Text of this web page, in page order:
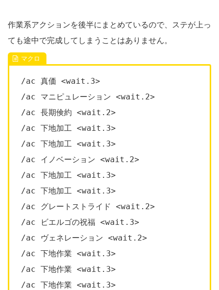
作業系アクションを後半にまとめているので、ステが上っ
ても途中で完成してしまうことはありません。
/ac 真価 <wait.3>
/ac マニピュレーション <wait.2>
/ac 長期倹約 <wait.2>
/ac 下地加工 <wait.3>
/ac 下地加工 <wait.3>
/ac イノベーション <wait.2>
/ac 下地加工 <wait.3>
/ac 下地加工 <wait.3>
/ac グレートストライド <wait.2>
/ac ビエルゴの祝福 <wait.3>
/ac ヴェネレーション <wait.2>
/ac 下地作業 <wait.3>
/ac 下地作業 <wait.3>
/ac 下地作業 <wait.3>